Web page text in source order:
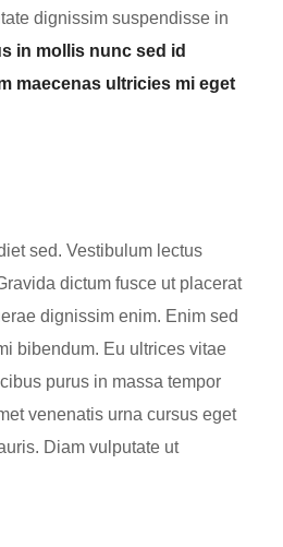
dignissim suspendisse in
in mollis nunc sed id
maecenas ultricies mi eget
sed. Vestibulum lectus
dictum fusce ut placerat
dignissim enim. Enim sed
bibendum. Eu ultrices vitae
purus in massa tempor
venenatis urna cursus eget
Diam vulputate ut